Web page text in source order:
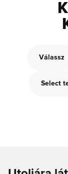
Válassz
Select